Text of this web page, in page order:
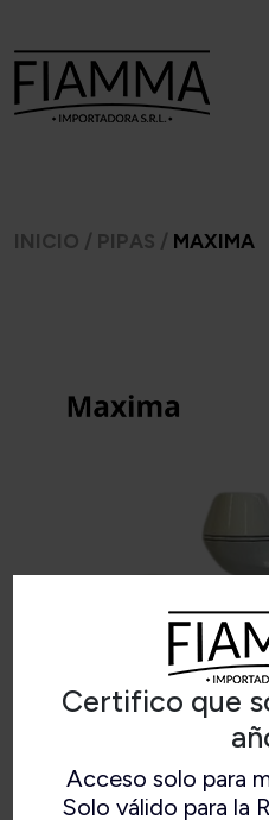
Certifico que
Acceso solo para
Solo válido para la
INICIO / PIPAS / MAXIMA